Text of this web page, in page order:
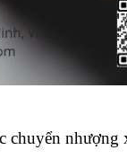
chuyển nhượng